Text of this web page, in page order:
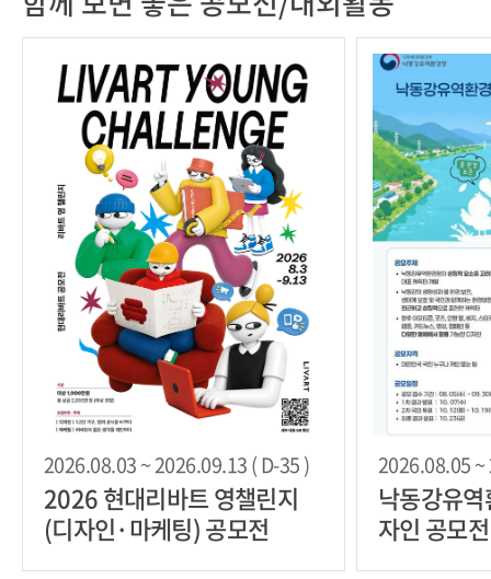
2026.08.03 ~ 2026.09.13 ( D-35 )
2026 현대리바트 영챌린지
(디자인·마케팅) 공모전
2026.08.05 ~
낙동강유
자인 공모전